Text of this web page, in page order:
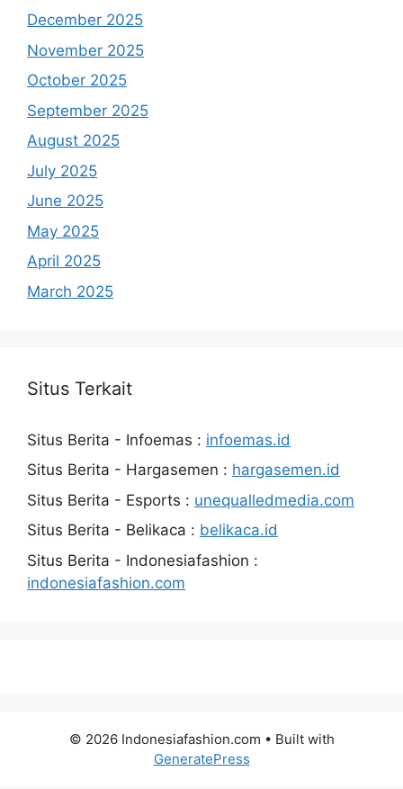
December 2025
November 2025
October 2025
September 2025
August 2025
July 2025
June 2025
May 2025
April 2025
March 2025
Situs Terkait
Situs Berita - Infoemas : infoemas.id
Situs Berita - Hargasemen : hargasemen.id
Situs Berita - Esports : unequalledmedia.com
Situs Berita - Belikaca : belikaca.id
Situs Berita - Indonesiafashion :
indonesiafashion.com
© 2026 Indonesiafashion.com • Built with
GeneratePress